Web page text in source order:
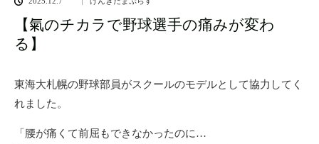
【氣のチカラで野球選手の痛みが変わ
る】
東海大札幌の野球部員がスクールのモデルとして協力してく
れました。
「腰が痛くて前屈もできなかったのに…